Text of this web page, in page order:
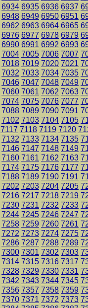
6934 6935 6936 6937
6948 6949 6950 6951
6962 6963 6964 6965
6976 6977 6978 6979
6990 6991 6992 6993
7004 7005 7006 7007
7018 7019 7020 7021
7032 7033 7034 7035
7046 7047 7048 7049
7060 7061 7062 7063
7074 7075 7076 7077
7088 7089 7090 7091
7102 7103 7104 7105
7117 7118 7119 7120
7132 7133 7134 7135
7146 7147 7148 7149
7160 7161 7162 7163
7174 7175 7176 7177
7188 7189 7190 7191
7202 7203 7204 7205
7216 7217 7218 7219
7230 7231 7232 7233
7244 7245 7246 7247
7258 7259 7260 7261
7272 7273 7274 7275
7286 7287 7288 7289
7300 7301 7302 7303
7314 7315 7316 7317
7328 7329 7330 7331
7342 7343 7344 7345
7356 7357 7358 7359
7370 7371 7372 7373